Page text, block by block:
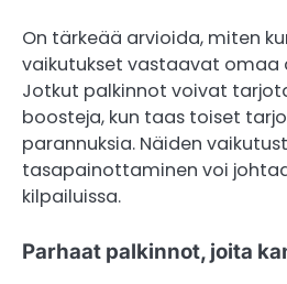
On tärkeää arvioida, miten
vaikutukset vastaavat omaa
Jotkut palkinnot voivat
boosteja, kun taas toiset
parannuksia. Näiden
tasapainottaminen voi
kilpailuissa.
Parhaat palkinnot, joita